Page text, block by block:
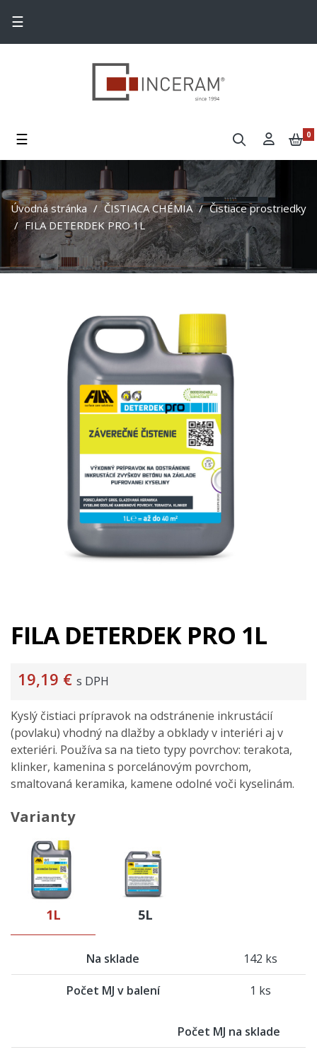
Toggle navigation
☰
Toggle navigation
☰ 0
Úvodná stránka ČISTIACA CHÉMIA
Čistiace prostriedky
FILA DETERDEK PRO 1L
FILA DETERDEK PRO 1L
19,19 € s DPH
Kyslý čistiaci prípravok na odstránenie inkrustácií
(povlaku) vhodný na dlažby a obklady v interiéri aj v
exteriéri. Používa sa na tieto typy povrchov: terakota,
klinker, kamenina s porcelánovým povrchom,
smaltovaná keramika, kamene odolné voči kyselinám.
Varianty
1L 5L
Na sklade 142 ks
Počet MJ v balení 1 ks
Počet MJ na sklade